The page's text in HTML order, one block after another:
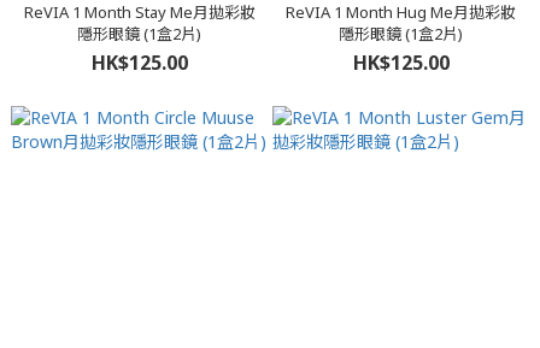
ReVIA 1 Month Stay Me月拋彩妝
隱形眼鏡 (1盒2片)
HK$125.00
ReVIA 1 Month Hug Me月拋彩妝
隱形眼鏡 (1盒2片)
HK$125.00